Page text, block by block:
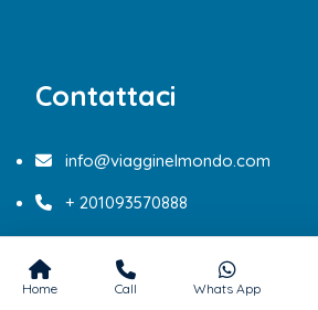
Contattaci
info@viagginelmondo.com
+ 201093570888
Invia la tua richiesta
Home Call Whats App